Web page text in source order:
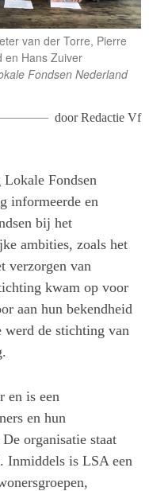
van der Torre, Pierre
en Hans Zuiver
Fondsen Nederland
doorRedactie Vf
Fondsen
informeerde en
bij het
ambities, zoals het
verzorgen van
kwam op voor
aan hun bekendheid
werd de stichting van
en is een
en hun
organisatie staat
Inmiddels is LSA een